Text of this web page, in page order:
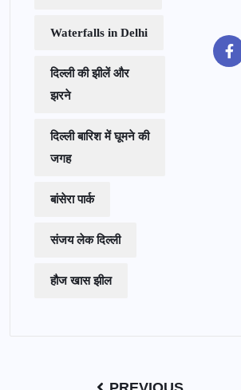
Waterfalls in Delhi
दिल्ली की झीलें और
झरने
दिल्ली बारिश में घूमने की
जगह
बांसेरा पार्क
संजय लेक दिल्ली
हौज खास झील